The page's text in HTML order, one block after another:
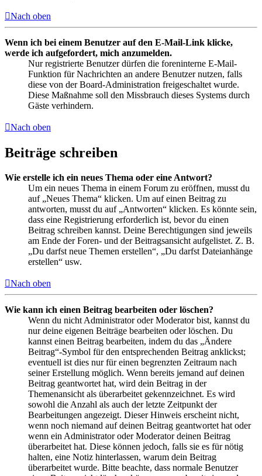
Nach oben
Wenn ich bei einem Benutzer auf den E-Mail-Link klicke,
werde ich aufgefordert, mich anzumelden.
Nur registrierte Benutzer dürfen die foreninterne E-Mail-
Funktion für Nachrichten an andere Benutzer nutzen, falls
diese von der Board-Administration freigeschaltet wurde.
Diese Maßnahme soll den Missbrauch dieses Systems durch
Gäste verhindern.
Nach oben
Beiträge schreiben
Wie erstelle ich ein neues Thema oder eine Antwort?
Um ein neues Thema in einem Forum zu eröffnen, musst du
auf „Neues Thema“ klicken. Um auf einen Beitrag zu
antworten, musst du auf „Antworten“ klicken. Es könnte sein,
dass eine Registrierung erforderlich ist, bevor du einen
Beitrag schreiben kannst. Deine Berechtigungen sind jeweils
am Ende der Foren- und der Beitragsansicht aufgelistet. Z. B.
„Du darfst neue Themen erstellen“, „Du darfst Dateianhänge
erstellen“ usw.
Nach oben
Wie kann ich einen Beitrag bearbeiten oder löschen?
Wenn du nicht Administrator oder Moderator bist, kannst du
nur deine eigenen Beiträge bearbeiten oder löschen. Du
kannst einen Beitrag bearbeiten, indem du das „Ändere
Beitrag“-Symbol für den entsprechenden Beitrag anklickst;
eventuell ist dies nur für einen begrenzten Zeitraum nach
seiner Erstellung möglich. Wenn bereits jemand auf deinen
Beitrag geantwortet hat, wird dein Beitrag in der
Themenansicht als überarbeitet gekennzeichnet. Es wird
sowohl die Anzahl als auch der letzte Zeitpunkt der
Bearbeitungen angezeigt. Dieser Hinweis erscheint nicht,
wenn noch niemand auf deinen Beitrag geantwortet hat oder
wenn ein Administrator oder Moderator deinen Beitrag
überarbeitet hat. Diese können jedoch, falls sie es für nötig
halten, eine Notiz hinterlassen, warum dein Beitrag
überarbeitet wurde. Bitte beachte, dass normale Benutzer